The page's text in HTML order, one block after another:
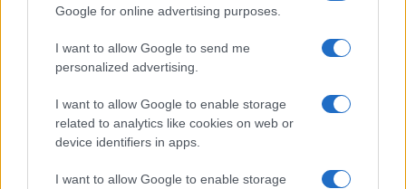
Google for online advertising purposes.
I want to allow Google to send me
personalized advertising.
I want to allow Google to enable storage
related to analytics like cookies on web or
device identifiers in apps.
I want to allow Google to enable storage
Salmo finisce in ospedale a Catania, ma il tour